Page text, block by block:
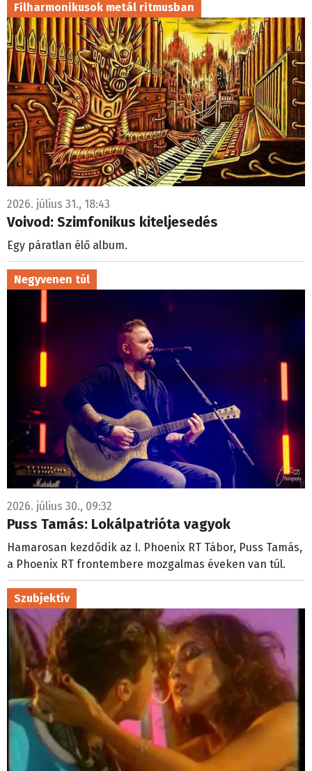
Filharmonikusok metál ritmusban
2026. július 31., 18:43
Voivod: Szimfonikus kiteljesedés
Egy páratlan élő album.
Negyvenen túl
2026. július 30., 09:32
Puss Tamás: Lokálpatrióta vagyok
Hamarosan kezdődik az I. Phoenix RT Tábor, Puss Tamás,
a Phoenix RT frontembere mozgalmas éveken van túl.
Szubjektív